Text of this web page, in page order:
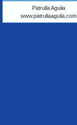
Patrulla Aguila
www.patrullaaguila.com